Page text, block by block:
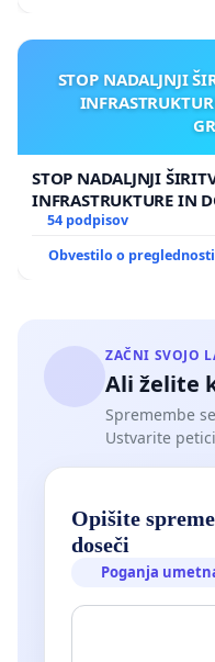
STOP NADALJNJI
STOP NADALJNJI
INFRASTRUKTURE IN
GRADIŠČAKU
54 podpisov
Obvestilo o preglednosti
ZAČNI SVOJO
Ali želite
Spremembe
Ustvarite
Opišite
doseči
Poganja